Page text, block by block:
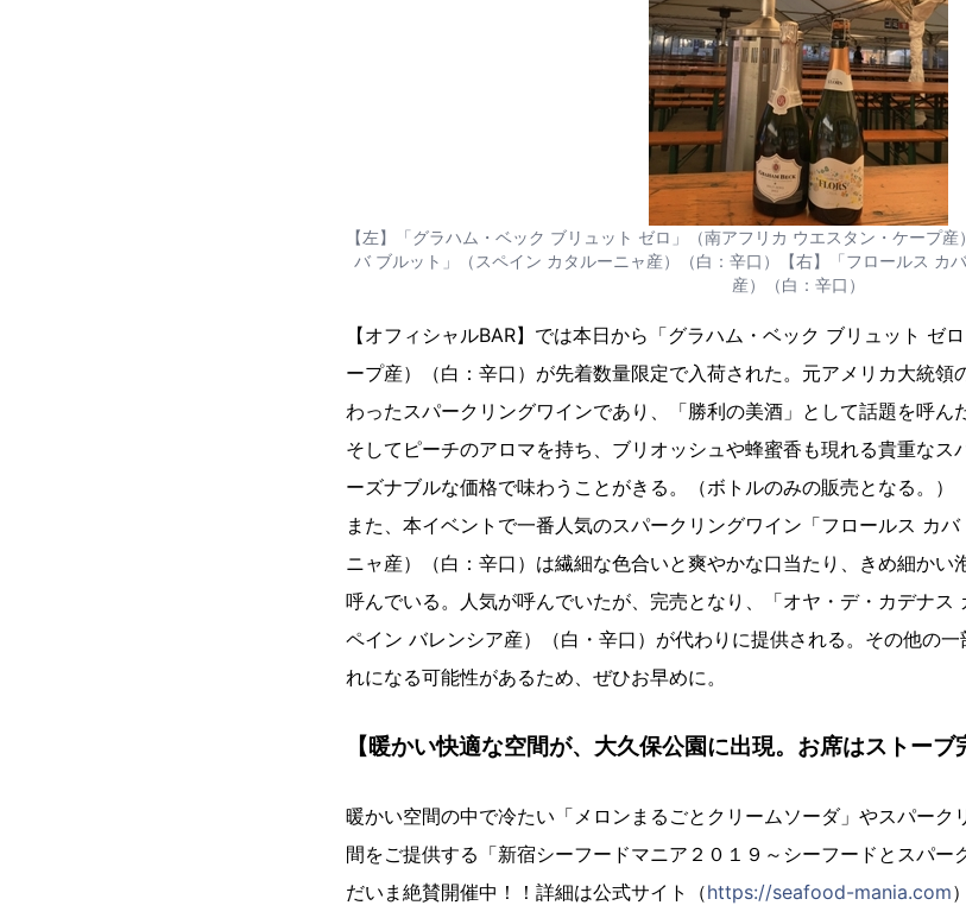
【左】「グラハム・ベック ブリュット ゼロ」（南アフリカ ウエスタン・ケープ
バ ブルット」（スペイン カタルーニャ産）（白：辛口）【右】「フロールス カ
産）（白：辛口）
【オフィシャルBAR】では本日から「グラハム・ベック ブリュット ゼ
ープ産）（白：辛口）が先着数量限定で入荷された。元アメリカ大統領
わったスパークリングワインであり、「勝利の美酒」として話題を呼ん
そしてピーチのアロマを持ち、ブリオッシュや蜂蜜香も現れる貴重なス
ーズナブルな価格で味わうことがきる。（ボトルのみの販売となる。）
また、本イベントで一番人気のスパークリングワイン「フロールス カ
ニャ産）（白：辛口）は繊細な色合いと爽やかな口当たり、きめ細かい
呼んでいる。人気が呼んでいたが、完売となり、「オヤ・デ・カデナス
ペイン バレンシア産）（白・辛口）が代わりに提供される。その他の
れになる可能性があるため、ぜひお早めに。
【暖かい快適な空間が、大久保公園に出現。お席はストーブ
暖かい空間の中で冷たい「メロンまるごとクリームソーダ」やスパーク
間をご提供する「新宿シーフードマニア２０１９～シーフードとスパー
だいま絶賛開催中！！詳細は公式サイト（https://seafood-mania.com